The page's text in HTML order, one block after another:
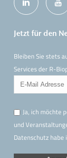
Jetzt für den
Bleiben Sie stets
Services der R-
Ja, ich möchte
und
Datenschutz habe